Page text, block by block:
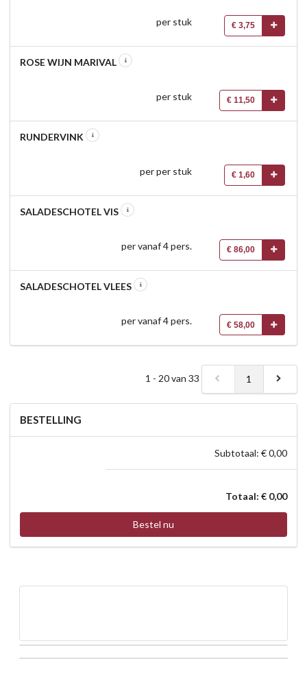
per stuk € 3,75
ROSE WIJN MARIVAL
per stuk € 11,50
RUNDERVINK
per per stuk € 1,60
SALADESCHOTEL VIS
per vanaf 4 pers. € 86,00
SALADESCHOTEL VLEES
per vanaf 4 pers. € 58,00
1 - 20 van 33 1
BESTELLING
Subtotaal: € 0,00
Totaal: € 0,00
Bestel nu